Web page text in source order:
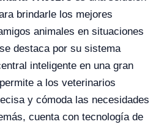
brindarle los mejores
animales en situaciones
destaca por su sistema
inteligente en una gran
a los veterinarios
y cómoda las necesidades
cuenta con tecnología de